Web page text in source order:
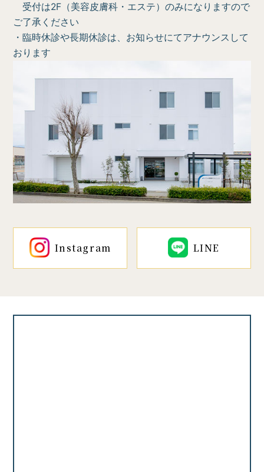
受付は2F（美容皮膚科・エステ）のみになりますので
ご了承ください
・臨時休診や長期休診は、お知らせにてアナウンスして
おります
Instagram LINE